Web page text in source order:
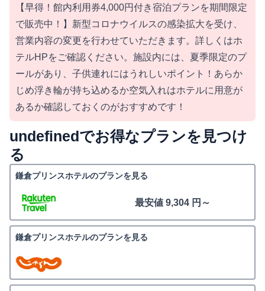
【早得！館内利用券4,000円付き宿泊プランを期間限定
で販売中！】新型コロナウイルスの感染拡大を受け、
営業内容の変更を行わせていただきます。詳しくはホ
テルHPをご確認ください。施設内には、夏季限定のプ
ールがあり、子供連れにはうれしいポイント！あらか
じめ浮き輪が持ち込めるか空気入れはホテルに用意が
あるか確認しておくのがおすすめです！
undefinedでお得なプランを見つけ
る
鎌倉プリンスホテルのプランを見る
最安値 9,304 円～
鎌倉プリンスホテルのプランを見る